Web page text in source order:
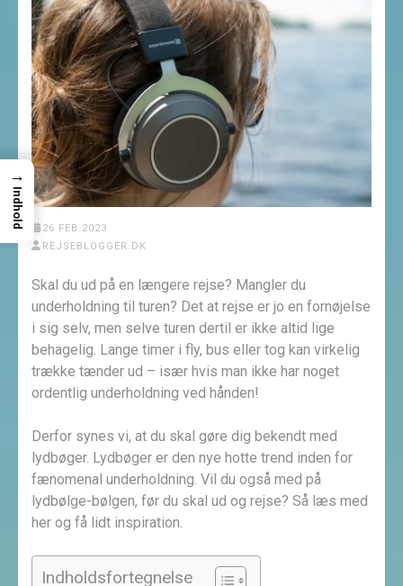
26 FEB 2023
REJSEBLOGGER.DK
Skal du ud på en længere rejse? Mangler du
underholdning til turen? Det at rejse er jo en fornøjelse
i sig selv, men selve turen dertil er ikke altid lige
behagelig. Lange timer i fly, bus eller tog kan virkelig
trække tænder ud – især hvis man ikke har noget
ordentlig underholdning ved hånden!
Derfor synes vi, at du skal gøre dig bekendt med
lydbøger. Lydbøger er den nye hotte trend inden for
fænomenal underholdning. Vil du også med på
lydbølge-bølgen, før du skal ud og rejse? Så læs med
her og få lidt inspiration.
Indholdsfortegnelse
→
Indhold